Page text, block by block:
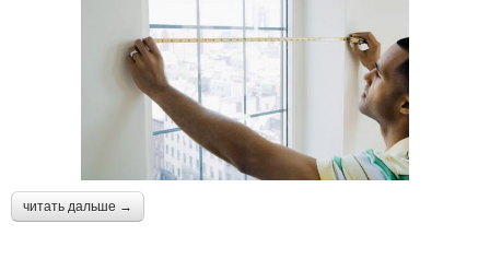
читать дальше →